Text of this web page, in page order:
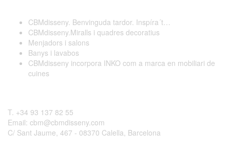
CBMdisseny. Benvinguda tardor. Inspíra´t…
CBMdisseny.Miralls i quadres decoratius
Menjadors i salons
Banys i lavabos
CBMdisseny incorpora INKO com a marca en mobiliari de
cuines
T. +34 93 137 82 55
Email: cbm@cbmdisseny.com
C/ Sant Jaume, 467 - 08370 Calella, Barcelona